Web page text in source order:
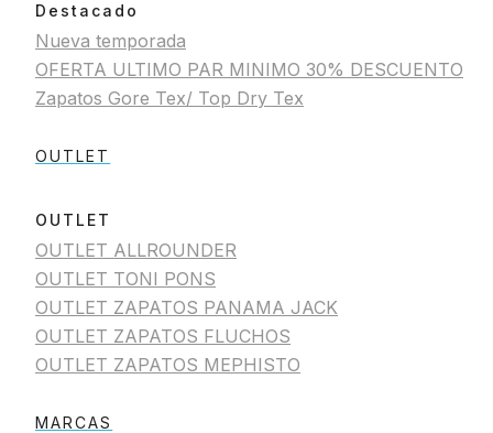
Destacado
Nueva temporada
OFERTA ULTIMO PAR MINIMO 30% DESCUENTO
Zapatos Gore Tex/ Top Dry Tex
OUTLET
OUTLET
OUTLET ALLROUNDER
OUTLET TONI PONS
OUTLET ZAPATOS PANAMA JACK
OUTLET ZAPATOS FLUCHOS
OUTLET ZAPATOS MEPHISTO
MARCAS